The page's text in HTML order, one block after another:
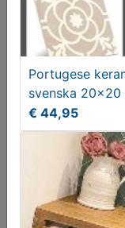
Vives barnet
patroontegel
€ 49,95
Portugese
svenska 20x20
€ 44,95